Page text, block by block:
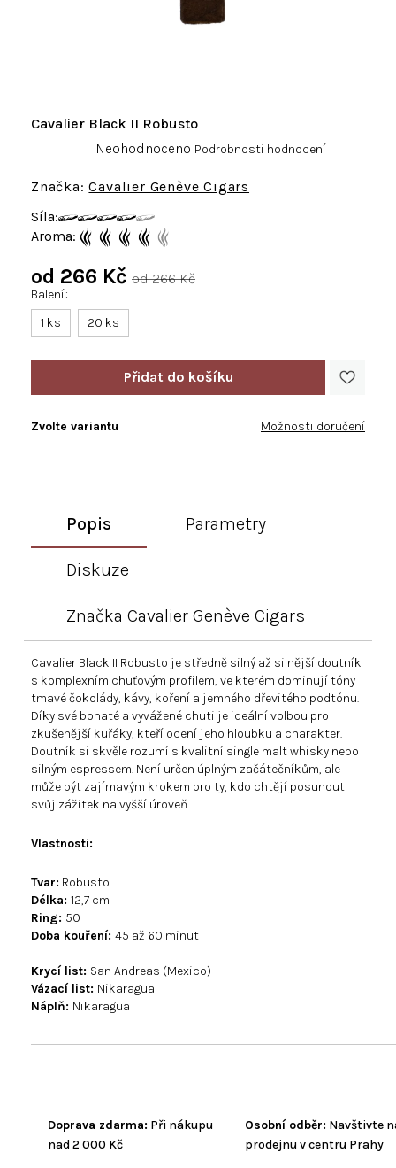
Balení
1 ks
20 ks
od 266 Kč
od 266 Kč
cena:
Zvolte variantu Možnosti doručení
Cavalier Black II Robusto
Cavalier Genève Cigars
Průměrné
produktu
0,0
z
hvězdiček.
Neohodnoceno Podrobnosti hodnocení
Aroma:
Síla:
Doprava zdarma: Při nákupu
nad 2 000 Kč
Osobní odběr: Navštivte
prodejnu v centru Prahy
Popis Parametry
Diskuze
Značka Cavalier Genève Cigars
Cavalier Black II Robusto je středně silný až silnější doutník
s komplexním chuťovým profilem, ve kterém dominují tóny
tmavé čokolády, kávy, koření a jemného dřevitého podtónu.
Díky své bohaté a vyvážené chuti je ideální volbou pro
zkušenější kuřáky, kteří ocení jeho hloubku a charakter.
Doutník si skvěle rozumí s kvalitní single malt whisky nebo
silným espressem. Není určen úplným začátečníkům, ale
může být zajímavým krokem pro ty, kdo chtějí posunout
svůj zážitek na vyšší úroveň.
Vlastnosti:
Tvar: Robusto
Délka: 12,7 cm
Ring: 50
Doba kouření: 45 až 60 minut
Krycí list: San Andreas (Mexico)
Vázací list: Nikaragua
Náplň: Nikaragua